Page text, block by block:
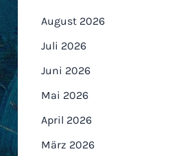
August 2026
Juli 2026
Juni 2026
Mai 2026
April 2026
März 2026